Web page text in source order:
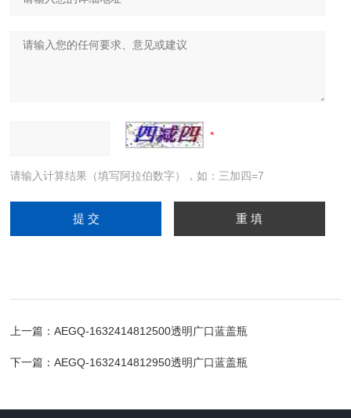
请输入计算结果（填写阿拉伯数字），如：三加四=7
上一篇：AEGQ-1632414812500透明广口蓝盖瓶
下一篇：AEGQ-1632414812950透明广口蓝盖瓶